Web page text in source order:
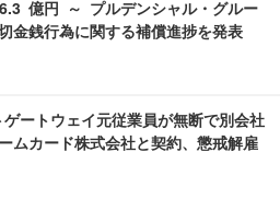
億円 ～ プルデンシャル・グルー
金銭行為に関する補償進捗を発表
ートウェイ元従業員が無断で別会社
ムカード株式会社と契約、懲戒解雇